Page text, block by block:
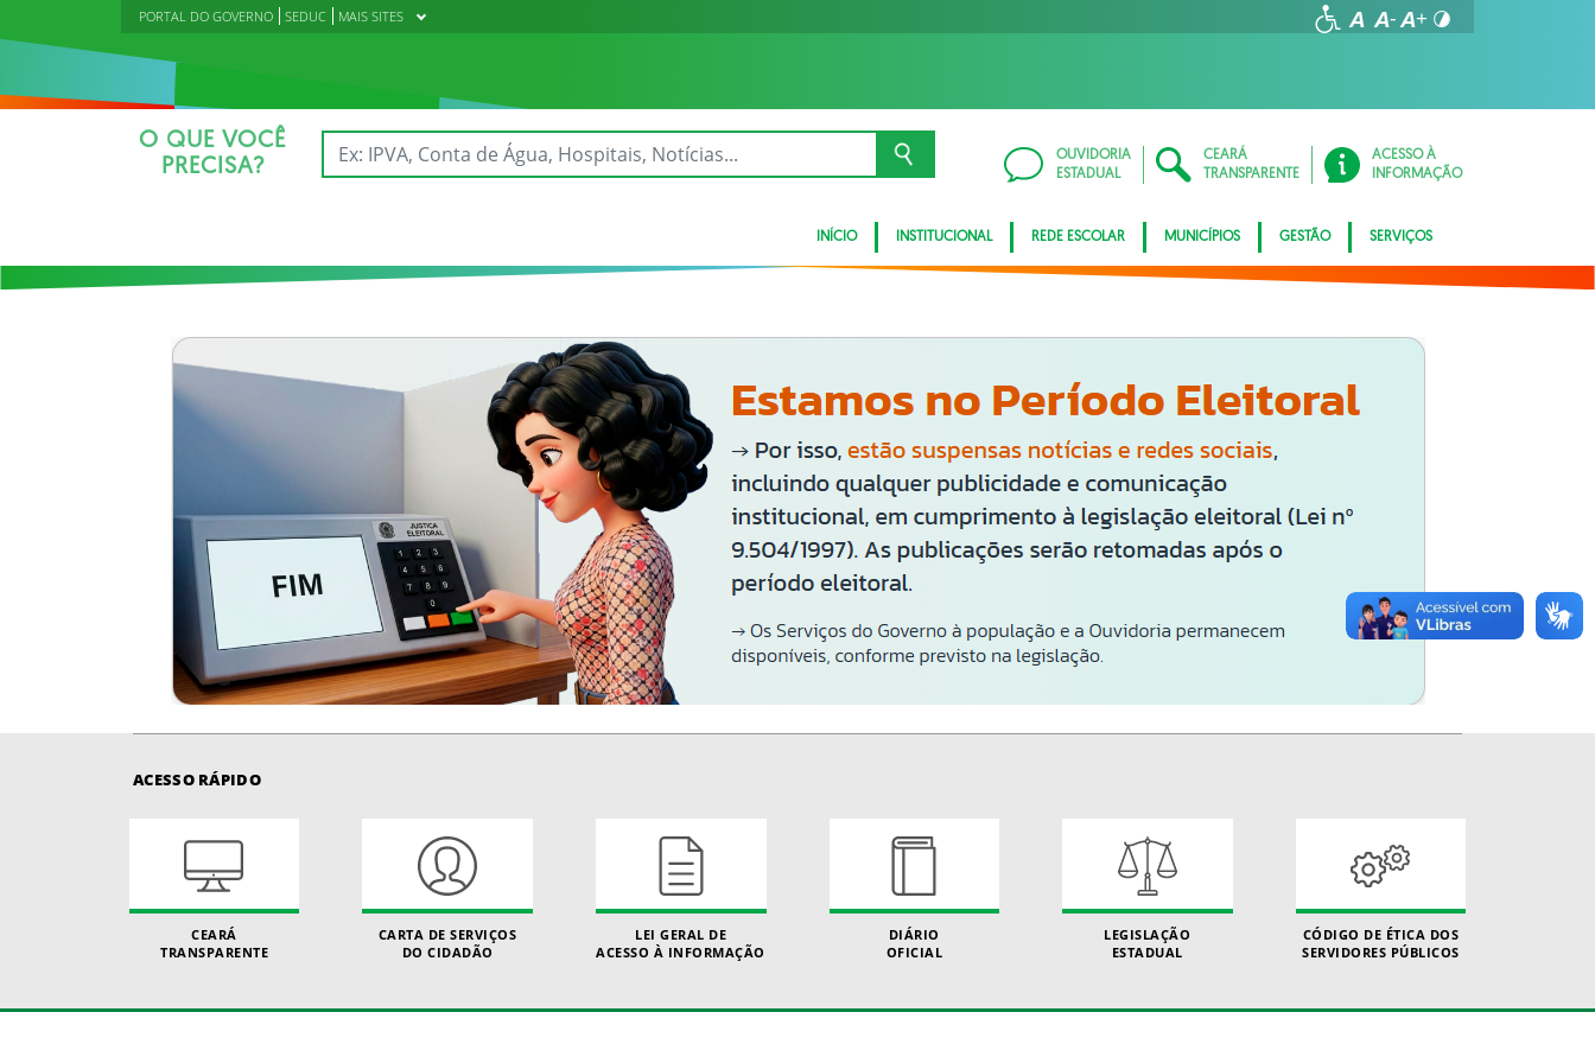
PORTAL DO GOVERNO SEDUC MAIS SITES
O QUE VOCÊ
PRECISA?
OUVIDORIA
ESTADUAL
CEARÁ
TRANSPARENTE
ACESSO À
INFORMAÇÃO
INÍCIO INSTITUCIONAL REDE ESCOLAR MUNICÍPIOS GESTÃO SERVIÇOS
ACESSO RÁPIDO
CEARÁ
TRANSPARENTE
CARTA DE SERVIÇOS
DO CIDADÃO
LEI GERAL DE
ACESSO À INFORMAÇÃO
DIÁRIO
OFICIAL
LEGISLAÇÃO
ESTADUAL
CÓDIGO DE ÉTICA DOS
SERVIDORES PÚBLICOS